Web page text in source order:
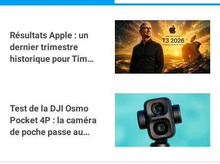
Résultats Apple : un
dernier trimestre
historique pour Tim
Test de la DJI Osmo
Pocket 4P : la caméra
de poche passe au